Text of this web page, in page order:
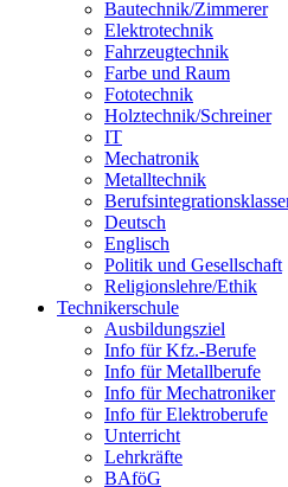
Bautechnik/Zimmerer
Elektrotechnik
Fahrzeugtechnik
Farbe und Raum
Fototechnik
Holztechnik/Schreiner
IT
Mechatronik
Metalltechnik
Deutsch
Englisch
Politik und Gesellschaft
Religionslehre/Ethik
Technikerschule
Ausbildungsziel
Info für Kfz.-Berufe
Info für Metallberufe
Info für Mechatroniker
Info für Elektroberufe
Unterricht
Lehrkräfte
BAföG